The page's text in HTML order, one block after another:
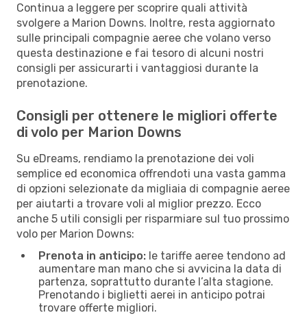
Continua a leggere per scoprire quali attività
svolgere a Marion Downs. Inoltre, resta aggiornato
sulle principali compagnie aeree che volano verso
questa destinazione e fai tesoro di alcuni nostri
consigli per assicurarti i vantaggiosi durante la
prenotazione.
Consigli per ottenere le migliori offerte
di volo per Marion Downs
Su eDreams, rendiamo la prenotazione dei voli
semplice ed economica offrendoti una vasta gamma
di opzioni selezionate da migliaia di compagnie aeree
per aiutarti a trovare voli al miglior prezzo. Ecco
anche 5 utili consigli per risparmiare sul tuo prossimo
volo per Marion Downs:
Prenota in anticipo: le tariffe aeree tendono ad
aumentare man mano che si avvicina la data di
partenza, soprattutto durante l’alta stagione.
Prenotando i biglietti aerei in anticipo potrai
trovare offerte migliori.